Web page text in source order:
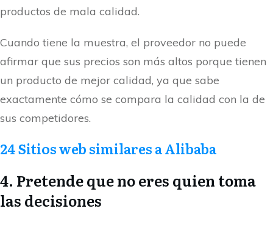
productos de mala calidad.
Cuando tiene la muestra, el proveedor no puede
afirmar que sus precios son más altos porque tienen
un producto de mejor calidad, ya que sabe
exactamente cómo se compara la calidad con la de
sus competidores.
24 Sitios web similares a Alibaba
4. Pretende que no eres quien toma
las decisiones